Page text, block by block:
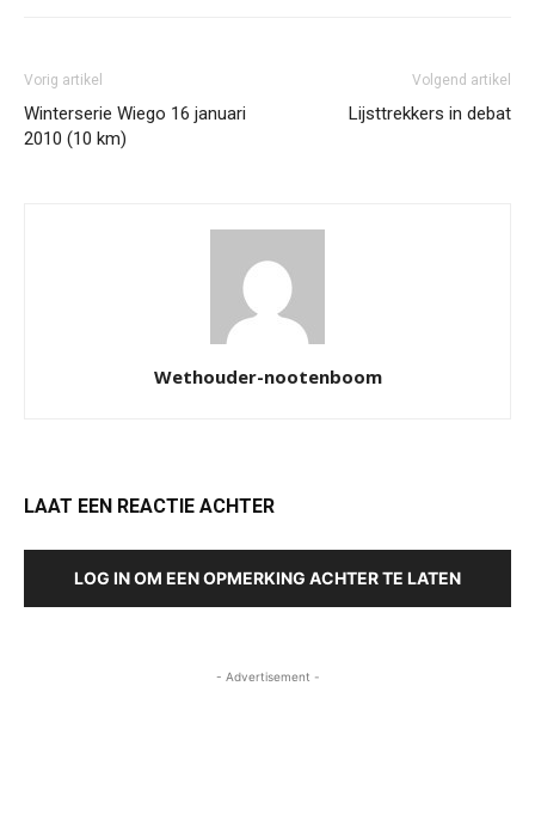
Vorig artikel
Winterserie Wiego 16 januari
2010 (10 km)
Volgend artikel
Lijsttrekkers in debat
Wethouder-nootenboom
LAAT EEN REACTIE ACHTER
LOG IN OM EEN OPMERKING ACHTER TE LATEN
- Advertisement -